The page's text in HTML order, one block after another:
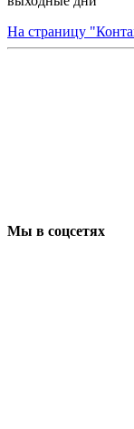
На страницу
Мы в соцсетях